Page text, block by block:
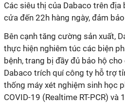
Các siêu thị của Dabaco trên địa
cửa đến 22h hàng ngày, đảm
Bên cạnh tăng cường sản xuất,
thực hiện nghiêm túc các biện
bệnh, trang bị đầy đủ bảo hộ cho
Dabaco trích quí công ty hỗ trợ
thống máy xét nghiệm sinh học
COVID-19 (Realtime RT-PCR)